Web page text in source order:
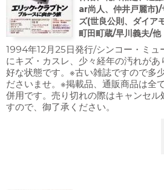
ar尚人、仲井戸麗市
ズ(世良公則、ダイア
町田町蔵/早川義夫/他
1994年12月25日発行/シンコー・ミュ
にキズ・カスレ、少々経年の汚れが
好な状態です。※古い雑誌ですので多
ださいませ。※掲載品、通販商品は全
併用です。売り切れの際はキャンセル
すので、御了承ください。